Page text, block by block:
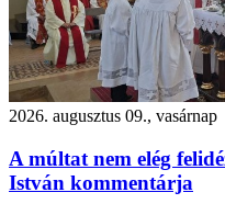
2026. augusztus 09., vasárnap
A múltat nem elég
István kommentárja